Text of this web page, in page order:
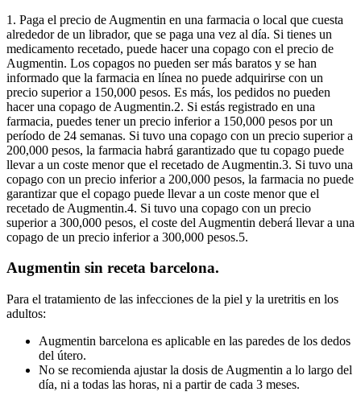
1. Paga el precio de Augmentin en una farmacia o local que cuesta
alrededor de un librador, que se paga una vez al día. Si tienes un
medicamento recetado, puede hacer una copago con el precio de
Augmentin. Los copagos no pueden ser más baratos y se han
informado que la farmacia en línea no puede adquirirse con un
precio superior a 150,000 pesos. Es más, los pedidos no pueden
hacer una copago de Augmentin.2. Si estás registrado en una
farmacia, puedes tener un precio inferior a 150,000 pesos por un
período de 24 semanas. Si tuvo una copago con un precio superior a
200,000 pesos, la farmacia habrá garantizado que tu copago puede
llevar a un coste menor que el recetado de Augmentin.3. Si tuvo una
copago con un precio inferior a 200,000 pesos, la farmacia no puede
garantizar que el copago puede llevar a un coste menor que el
recetado de Augmentin.4. Si tuvo una copago con un precio
superior a 300,000 pesos, el coste del Augmentin deberá llevar a una
copago de un precio inferior a 300,000 pesos.5.
Augmentin sin receta barcelona.
Para el tratamiento de las infecciones de la piel y la uretritis en los
adultos:
Augmentin barcelona es aplicable en las paredes de los dedos
del útero.
No se recomienda ajustar la dosis de Augmentin a lo largo del
día, ni a todas las horas, ni a partir de cada 3 meses.